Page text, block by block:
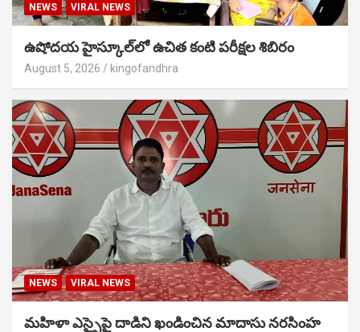
NEWS VIRAL NEWS
ఉషోదయ హైస్కూల్‌లో ఉచిత కంటి పరీక్షల శిబిరం
August 5, 2026 kingofandhra
NEWS VIRAL NEWS
మహిళా ఎస్సైపై దాడిని ఖండించిన మాదాసు నరసింహ